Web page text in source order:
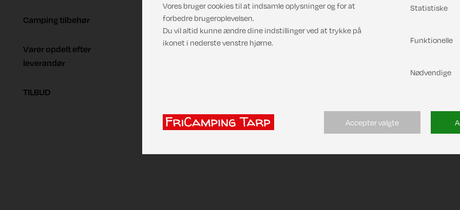
Camping tilbehør
Varer opdelt efter
leverandør
TILBUD
Vores bruger cookies til at indsamle oplysninger og for at
forbedre brugeroplevelsen.
Du vil altid kunne ændre dine indstillinger ved at trykke på
ikonet i nederste venstre hjørne.
Statistiske
Funktionelle
Nødvendige
Accepter valgte